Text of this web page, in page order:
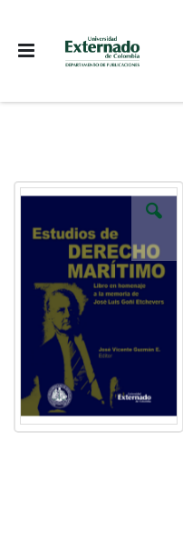
COEDICIONES
Skip
end
images
gallery
Skip
beginning
images
gallery